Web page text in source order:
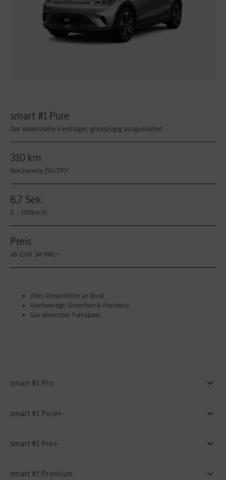
smart #1 Pure
Der essenzielle Einsteiger, grosszügig ausgestattet.
310 km
Reichweite (WLTP)²
6,7 Sek.
0 - 100km/h
Preis
ab CHF 34'990.-¹
Alles Wesentliche an Bord
Hochwertige Sicherheit & Assistenz
Gut vernetzter Fahrspass
smart #1 Pro
smart #1 Pure+
smart #1 Pro+
smart #1 Premium